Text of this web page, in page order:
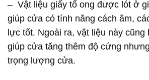
– Vật liệu giấy tổ ong được lót ở
giúp cửa có tính năng cách âm,
lực tốt. Ngoài ra, vật liệu này cũng
giúp cửa tăng thêm độ cứng
trọng lượng cửa.